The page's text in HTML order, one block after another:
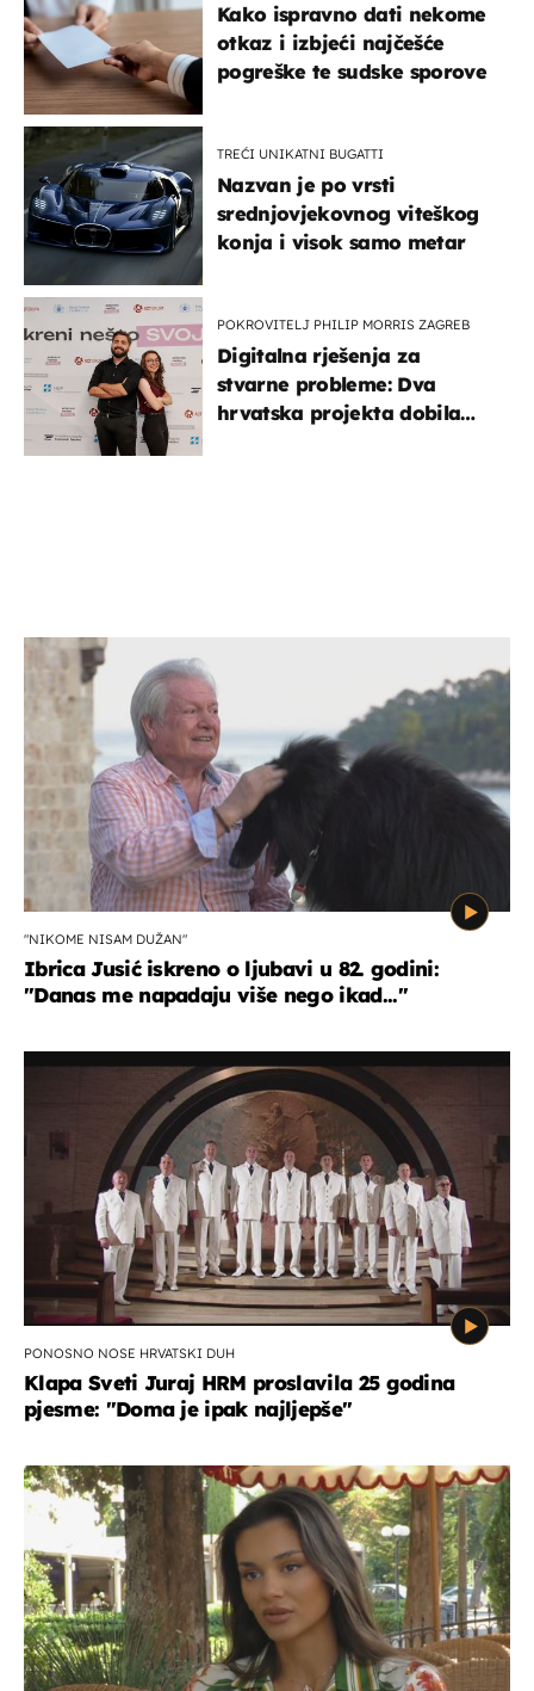
Kako ispravno dati nekome
otkaz i izbjeći najčešće
pogreške te sudske sporove
TREĆI UNIKATNI BUGATTI
Nazvan je po vrsti
srednjovjekovnog viteškog
konja i visok samo metar
POKROVITELJ PHILIP MORRIS ZAGREB
Digitalna rješenja za
stvarne probleme: Dva
hrvatska projekta dobila
"NIKOME NISAM DUŽAN"
Ibrica Jusić iskreno o ljubavi u 82. godini:
"Danas me napadaju više nego ikad..."
PONOSNO NOSE HRVATSKI DUH
Klapa Sveti Juraj HRM proslavila 25 godina
pjesme: "Doma je ipak najljepše"